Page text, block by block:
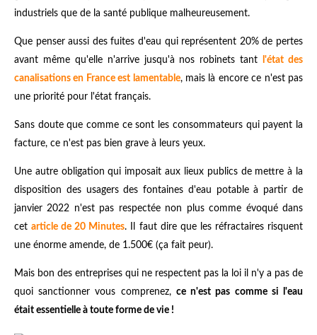
industriels que de la santé publique malheureusement.
Que penser aussi des fuites d'eau qui représentent 20% de pertes
avant même qu'elle n'arrive jusqu'à nos robinets tant
l'état des
canalisations en France est lamentable, mais là encore ce n'est pas
une priorité pour l'état français.
Sans doute que comme ce sont les consommateurs qui payent la
facture, ce n'est pas bien grave à leurs yeux.
Une autre obligation qui imposait aux lieux publics de mettre à la
disposition des usagers des fontaines d'eau potable à partir de
janvier 2022 n'est pas respectée non plus comme évoqué dans
cetarticle de 20 Minutes. Il faut dire que les réfractaires risquent
une énorme amende, de 1.500€ (ça fait peur).
Mais bon des entreprises qui ne respectent pas la loi il n'y a pas de
quoi sanctionner vous comprenez, ce n'est pas comme si l'eau
était essentielle à toute forme de vie !